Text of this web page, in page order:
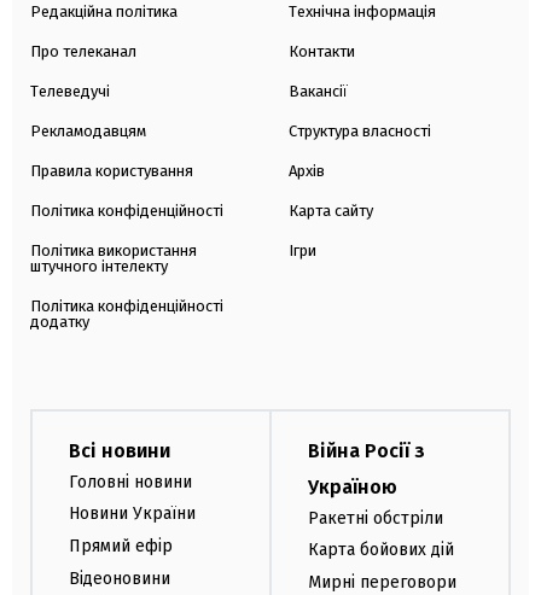
Редакційна політика
Про телеканал
Телеведучі
Рекламодавцям
Правила користування
Політика конфіденційності
Політика використання
штучного інтелекту
Політика конфіденційності
додатку
Технічна інформація
Контакти
Вакансії
Структура власності
Архів
Карта сайту
Ігри
Всі новини
Головні новини
Новини України
Прямий ефір
Відеоновини
Війна Росії з
Україною
Ракетні обстріли
Карта бойових дій
Мирні переговори